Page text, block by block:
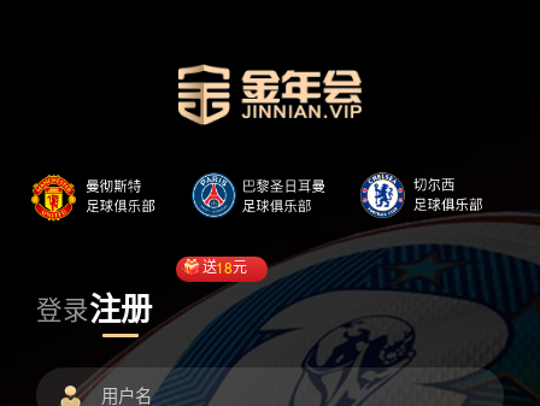
登录注册
送18元